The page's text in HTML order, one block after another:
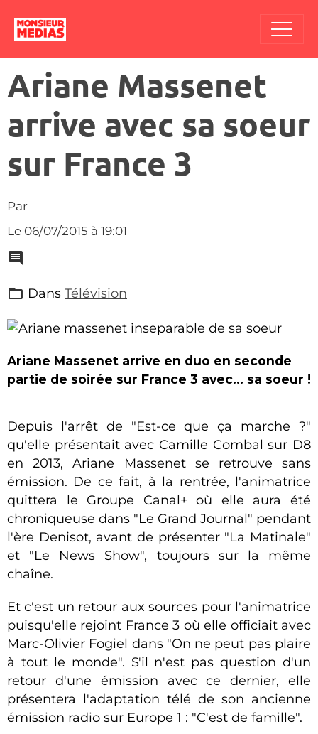
Ariane Massenet
arrive avec sa soeur
sur France 3
Par
Le 06/07/2015 à 19:01
Dans Télévision
Ariane Massenet arrive en duo en seconde
partie de soirée sur France 3 avec... sa soeur !
Depuis l'arrêt de "Est-ce que ça marche ?"
qu'elle présentait avec Camille Combal sur D8
en 2013, Ariane Massenet se retrouve sans
émission. De ce fait, à la rentrée, l'animatrice
quittera le Groupe Canal+ où elle aura été
chroniqueuse dans "Le Grand Journal" pendant
l'ère Denisot, avant de présenter "La Matinale"
et "Le News Show", toujours sur la même
chaîne.
Et c'est un retour aux sources pour l'animatrice
puisqu'elle rejoint France 3 où elle officiait avec
Marc-Olivier Fogiel dans "On ne peut pas plaire
à tout le monde". S'il n'est pas question d'un
retour d'une émission avec ce dernier, elle
présentera l'adaptation télé de son ancienne
émission radio sur Europe 1 : "C'est de famille".